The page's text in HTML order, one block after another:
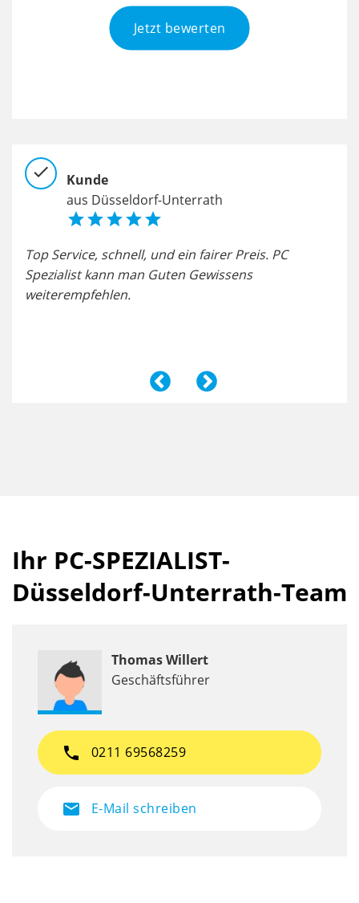
Jetzt bewerten
check
Kunde
aus Düsseldorf-Unterrath

Top Service, schnell, und ein fairer Preis. PC
Spezialist kann man Guten Gewissens
weiterempfehlen.
Ihr PC-SPEZIALIST-
Düsseldorf-Unterrath-Team
Thomas Willert
Geschäftsführer
phone 0211 69568259
mail E-Mail schreiben